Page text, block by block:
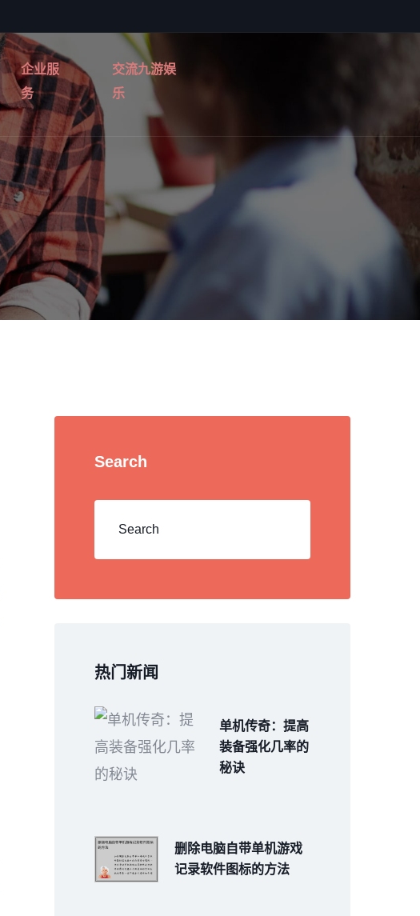
企业服
务
交流九游娱
乐
Search
热门新闻
单机传奇：提高
装备强化几率的
秘诀
删除电脑自带单机游戏
记录软件图标的方法